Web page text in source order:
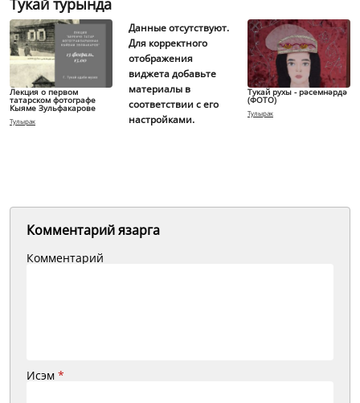
Тукай турында
Лекция о первом
татарском фотографе
Кыяме Зульфакарове
Тулырак
Данные отсутствуют.
Для корректного
отображения
виджета добавьте
материалы в
соответствии с его
настройками.
Тукай рухы - рәсемнәрдә
(ФОТО)
Тулырак
Комментарий язарга
Комментарий
Исэм *